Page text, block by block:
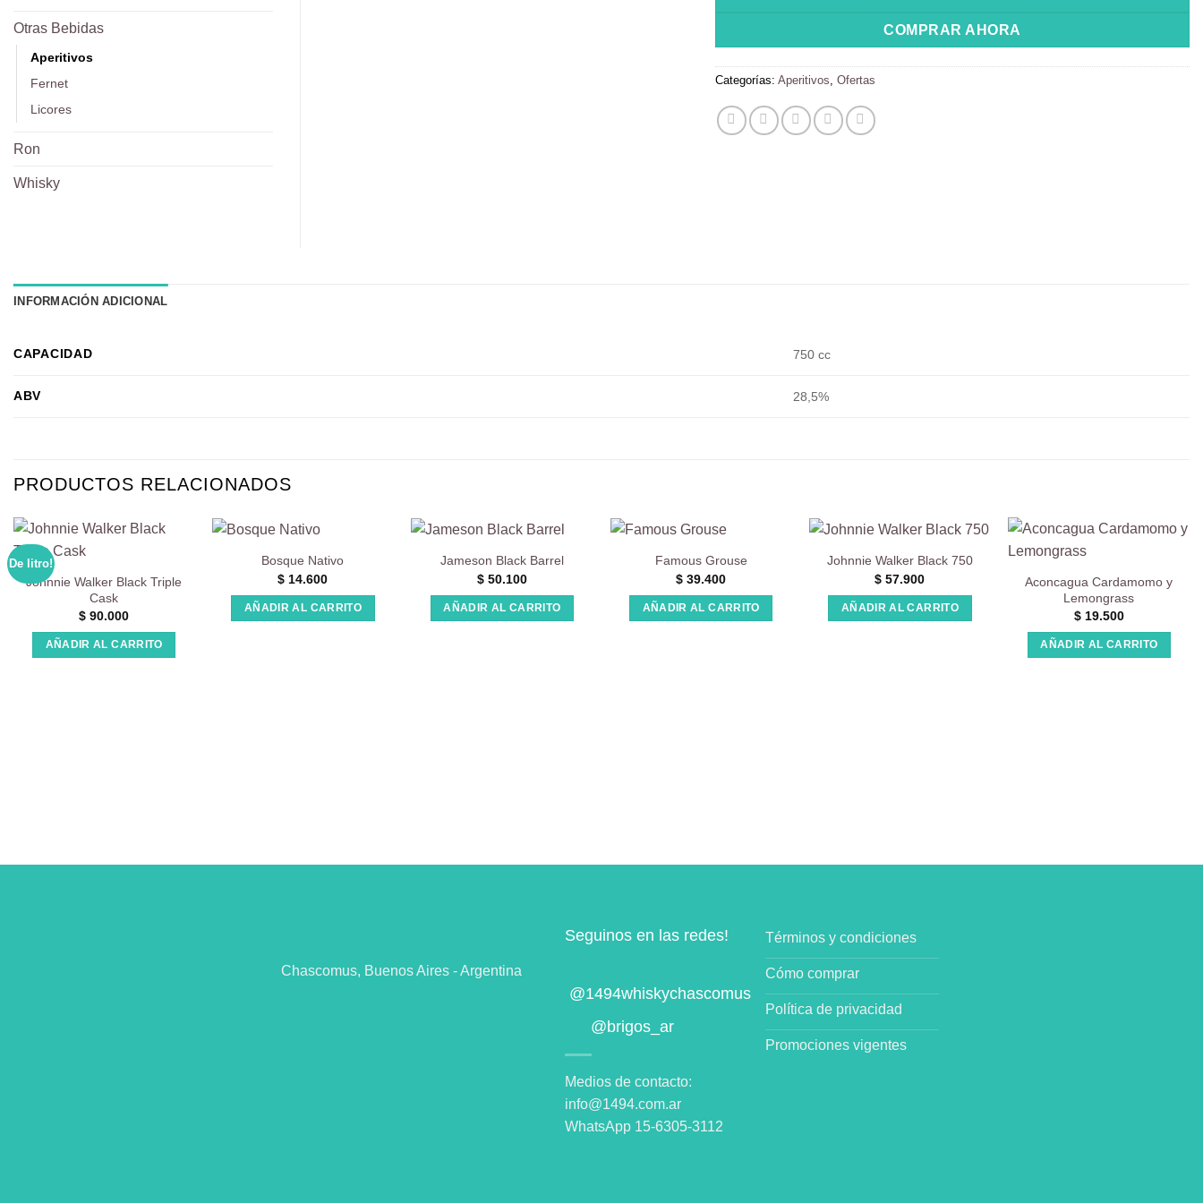
$ 11.000.$ 10.000.
COMPRAR AHORA
Categorías: Aperitivos Ofertas
Otras Bebidas
Aperitivos
Fernet
Licores
Ron
Whisky
INFORMACIÓN ADICIONAL
CAPACIDAD 750 cc
ABV 28,5%
PRODUCTOS RELACIONADOS
De litro!
Johnnie Walker Black Triple
Cask
$ 90.000
AÑADIR AL CARRITO
Bosque Nativo
$ 14.600
AÑADIR AL CARRITO
Jameson Black Barrel
$50.100
AÑADIR AL CARRITO
Famous Grouse
$ 39.400
AÑADIR AL CARRITO
Johnnie Walker Black 750
$ 57.900
AÑADIR AL CARRITO
Aconcagua Cardamomo y
Lemongrass
$19.500
AÑADIR AL CARRITO
Chascomus, Buenos Aires - Argentina
Seguinos en las redes!
@1494whiskychascomus
@brigos_ar
Medios de contacto:
info@1494.com.ar
WhatsApp 15-6305-3112
Términos y condiciones
Cómo comprar
Política de privacidad
Promociones vigentes